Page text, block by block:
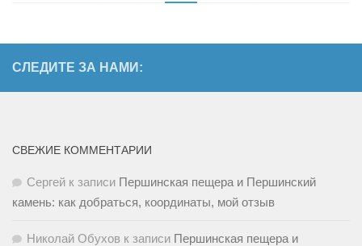
СЛЕДИТЕ ЗА НАМИ:
СВЕЖИЕ КОММЕНТАРИИ
Сергей к записи Першинская пещера и Першинский
камень: как добраться, координаты, мой отзыв
Николай Обухов к записи Першинская пещера и